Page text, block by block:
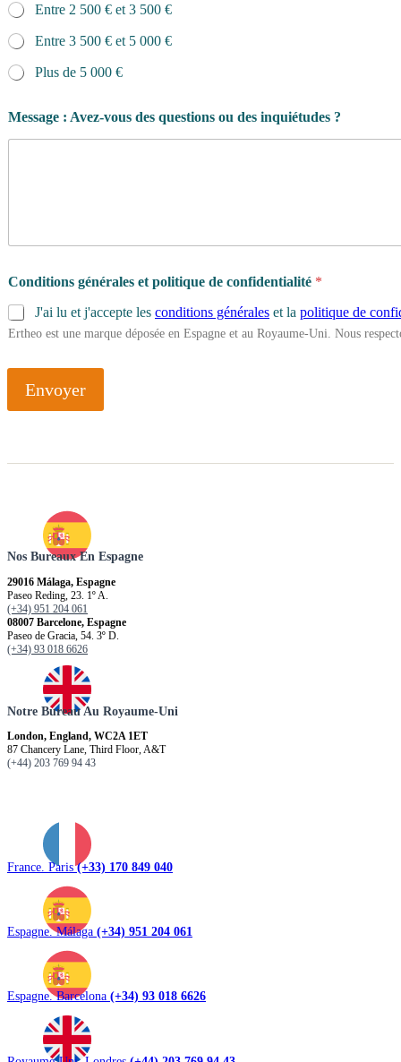
Entre 2 500 € et 3 500 €
Entre 3 500 € et 5 000 €
Plus de 5 000 €
Message : Avez-vous des questions ou des inquiétudes ?
Conditions générales et politique de confidentialité *
J'ai lu et j'accepte les conditions générales et la politique de
Ertheo est une marque déposée en Espagne et au Royaume-Uni. Nous
Envoyer
Nos Bureaux En Espagne
29016 Málaga, Espagne
Paseo Reding, 23. 1º A.
(+34) 951 204 061
08007 Barcelone, Espagne
Paseo de Gracia, 54. 3º D.
(+34) 93 018 6626
Notre Bureau Au Royaume-Uni
London, England, WC2A 1ET
87 Chancery Lane, Third Floor, A&T
(+44) 203 769 94 43
France. Paris(+33) 170 849 040
Espagne. Málaga (+34) 951 204 061
Espagne. Barcelona (+34) 93 018 6626